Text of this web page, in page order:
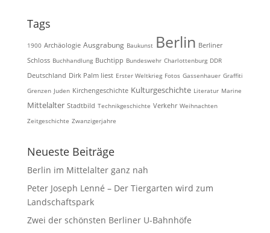
Tags
1900 Archäologie Ausgrabung Baukunst Berlin Berliner
Schloss Buchhandlung Buchtipp Bundeswehr Charlottenburg DDR
Deutschland Dirk Palm liest Erster Weltkrieg Fotos Gassenhauer Graffiti
Grenzen Juden Kirchengeschichte Kulturgeschichte Literatur Marine
Mittelalter Stadtbild Technikgeschichte Verkehr Weihnachten
Zeitgeschichte Zwanzigerjahre
Neueste Beiträge
Berlin im Mittelalter ganz nah
Peter Joseph Lenné – Der Tiergarten wird zum
Landschaftspark
Zwei der schönsten Berliner U-Bahnhöfe